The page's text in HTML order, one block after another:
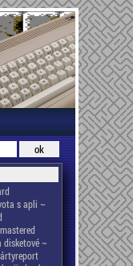
s apli ~
disketové ~